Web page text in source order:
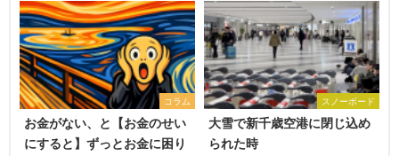
コラム
お金がない、と【お金のせい
にすると】ずっとお金に困り
スノーボード
大雪で新千歳空港に閉じ込め
られた時